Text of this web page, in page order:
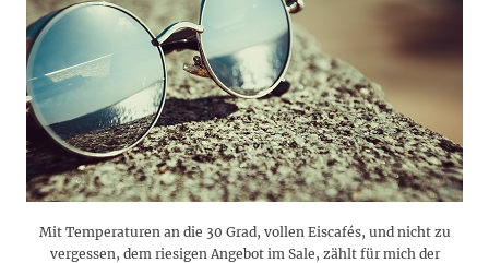
Mit Temperaturen an die 30 Grad, vollen Eiscafés, und nicht zu
vergessen, dem riesigen Angebot im Sale, zählt für mich der